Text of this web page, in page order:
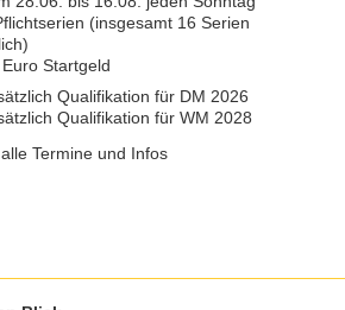
(insgesamt 16 Serien
Startgeld
Qualifikation für DM 2026
Qualifikation für WM 2028
alle Termine und Infos